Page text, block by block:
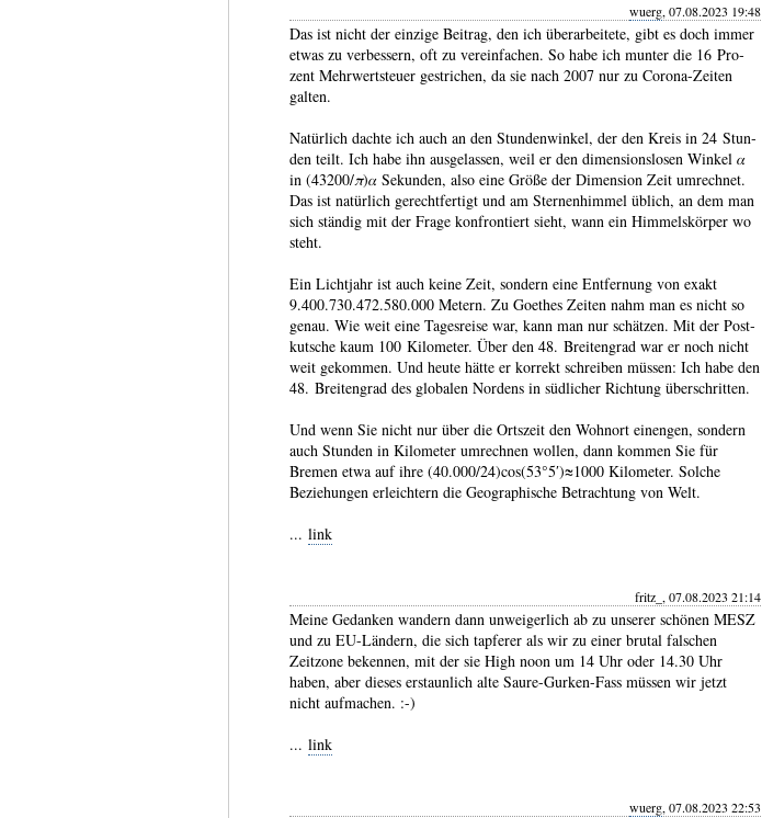
wuerg, 07.08.2023 19:48
Das ist nicht der einzige Beitrag, den ich überarbeitete, gibt es doch immer
etwas zu ver­bessern, oft zu verein­fachen. So habe ich munter die 16 Pro­
zent Mehr­wert­steuer gestri­chen, da sie nach 2007 nur zu Corona-​Zeiten
galten.
Natürlich dachte ich auch an den Stunden­winkel, der den Kreis in 24 Stun­
den teilt. Ich habe ihn aus­gelas­sen, weil er den dimen­sions­losen Winkel 𝛼
in (43200/π)𝛼 Sekun­den, also eine Größe der Dimen­sion Zeit umrech­net.
Das ist natür­lich gerecht­fertigt und am Ster­nen­himmel üblich, an dem man
sich ständig mit der Frage kon­fron­tiert sieht, wann ein Himmels­körper wo
steht.
Ein Lichtjahr ist auch keine Zeit, sondern eine Entfer­nung von exakt
9.400.730.472.580.000 Metern. Zu Goethes Zeiten nahm man es nicht so
genau. Wie weit eine Tages­reise war, kann man nur schät­zen. Mit der Post­
kut­sche kaum 100 Kilo­meter. Über den 48. Brei­ten­grad war er noch nicht
weit gekommen. Und heute hätte er korrekt schreiben müssen: Ich habe den
48. Breiten­grad des globalen Nordens in südlicher Rich­tung über­schrit­ten.
Und wenn Sie nicht nur über die Ortszeit den Wohnort einengen, sondern
auch Stunden in Kilo­meter umrech­nen wollen, dann kommen Sie für
Bremen etwa auf ihre (40.000/24)cos(53°5′)≈1000 Kilo­meter. Solche
Bezie­hungen erleich­tern die Geo­graphi­sche Betrach­tung von Welt.
... link
fritz_, 07.08.2023 21:14
Meine Gedanken wandern dann unweigerlich ab zu unserer schönen MESZ
und zu EU-Ländern, die sich tapferer als wir zu einer brutal falschen
Zeitzone bekennen, mit der sie High noon um 14 Uhr oder 14.30 Uhr
haben, aber dieses erstaunlich alte Saure-Gurken-Fass müssen wir jetzt
nicht aufmachen. :-)
... link
wuerg, 07.08.2023 22:53